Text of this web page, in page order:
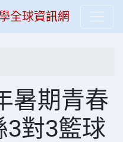
全球資訊網
暑期青春
3對3籃球